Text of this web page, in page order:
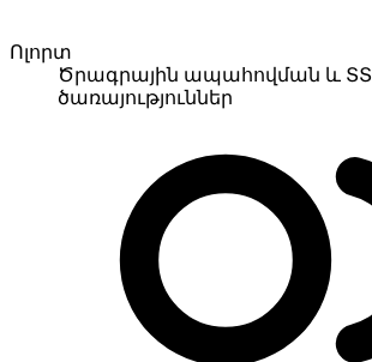
Ոլորտ
Ծրագրային ապահովման և ՏՏ
ծառայություններ